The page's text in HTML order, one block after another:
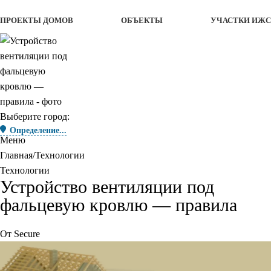
ПРОЕКТЫ ДОМОВ ОБЪЕКТЫ УЧАСТКИ ИЖС
Выберите город:
Определение...
Меню
Главная Технологии
Технологии
Устройство вентиляции под
фальцевую кровлю — правила
От Secure